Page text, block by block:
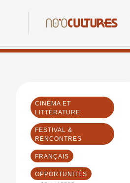
CINÉMA ET
LITTÉRATURE
FESTIVAL &
RENCONTRES
FRANÇAIS
OPPORTUNITÉS